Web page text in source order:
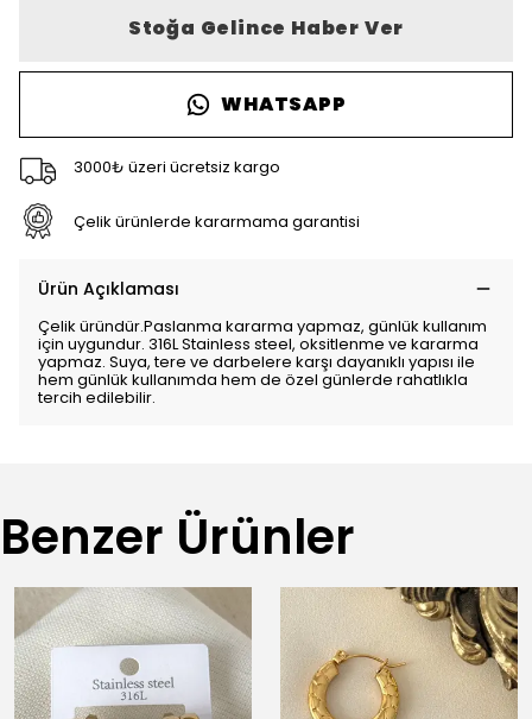
Stoğa Gelince Haber Ver
WHATSAPP
3000₺ üzeri ücretsiz kargo
Çelik ürünlerde kararmama garantisi
Ürün Açıklaması
Çelik üründür.Paslanma kararma yapmaz, günlük kullanım
için uygundur. 316L Stainless steel, oksitlenme ve kararma
yapmaz. Suya, tere ve darbelere karşı dayanıklı yapısı ile
hem günlük kullanımda hem de özel günlerde rahatlıkla
tercih edilebilir.
Benzer Ürünler